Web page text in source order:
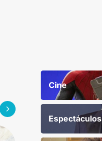
Cine
Espectáculos